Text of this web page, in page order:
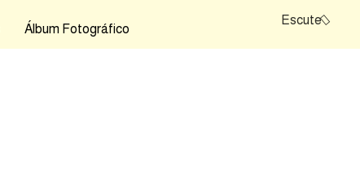
Álbum Fotográfico
Escute